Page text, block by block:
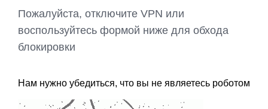
Пожалуйста, отключите VPN или
воспользуйтесь формой ниже для обхода
блокировки
Нам нужно убедиться, что вы не являетесь роботом